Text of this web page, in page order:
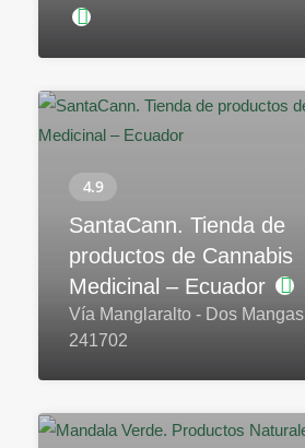
SantaCann. Tienda de
productos de Cannabis
Medicinal – Ecuador
Vía Manglaralto - Dos Mangas
241702